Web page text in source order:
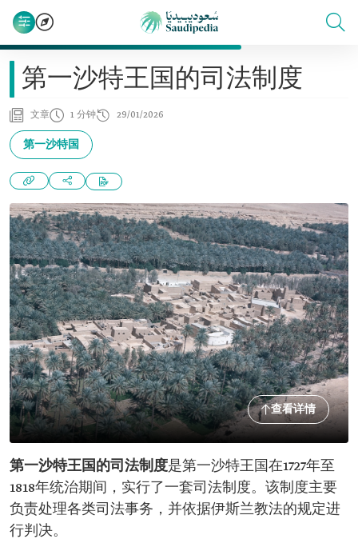
第一沙特王国的司法制度
文章 1 分钟 29/01/2026
第一沙特国
查看详情
第一沙特王国的司法制度是第一沙特王国在1727年至
1818年统治期间，实行了一套司法制度。该制度主要
负责处理各类司法事务，并依据伊斯兰教法的规定进
行判决。